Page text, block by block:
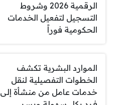
الرقمية 2026 وشروط
التسجيل لتفعيل الخدمات
الحكومية فوراً
الموارد البشرية تكشف
الخطوات التفصيلية لنقل
خدمات عامل من منشأة إلى